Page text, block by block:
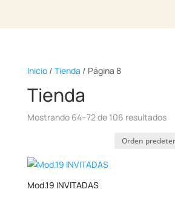
Inicio/ Tienda / Página 8
Tienda
Mostrando 64–72 de 106 resultados
Mod.19 INVITADAS